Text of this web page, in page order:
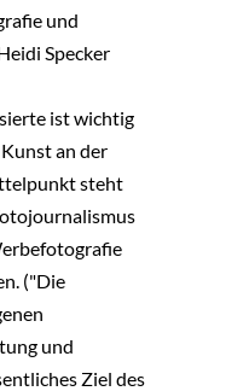
und
Specker
ist wichtig
an der
steht
("Die
und
Ziel des